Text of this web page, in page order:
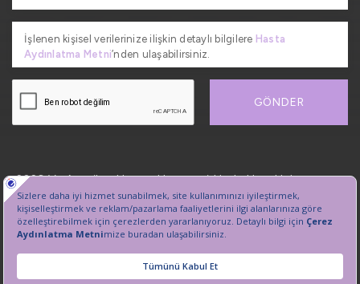
İşlenen kişisel verilerinize ilişkin detaylı bilgilere Hasta
Aydınlatma Metni’nden ulaşabilirsiniz.
GÖNDER
2026, VetAmerikan Hayvan Hastanesi. Her hakkı saklıdır.
Kişisel Verilerin Korunması
Sanal Tur
Çerez Tercihlerini Yönetin